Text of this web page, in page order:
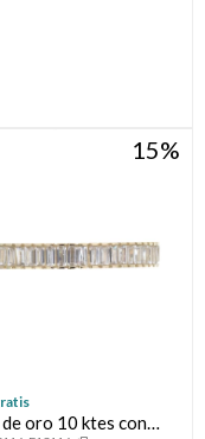
15
oro 10 ktes con